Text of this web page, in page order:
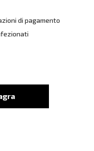
di pagamento